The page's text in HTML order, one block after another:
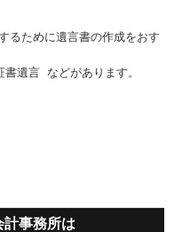
事務所は
るために遺言書の作成をおす
遺言 などがあります。